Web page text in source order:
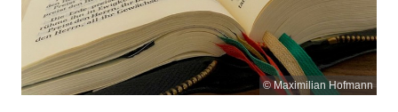
© Maximilian Hofmann